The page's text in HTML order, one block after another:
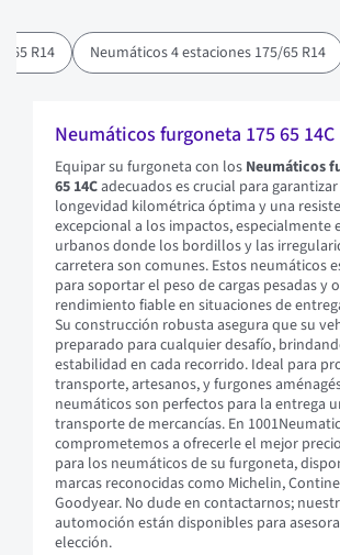
65 R14 Neumáticos 4 estaciones 175/65 R14
Neumáticos furgoneta 175 65 14C
Equipar su furgoneta con los Neumáticos
65 14Cadecuados es crucial para
longevidad kilométrica óptima y una
excepcional a los impactos, especialmente
urbanos donde los bordillos y las
carretera son comunes. Estos neumáticos
para soportar el peso de cargas pesadas y
rendimiento fiable en situaciones de
Su construcción robusta asegura que su
preparado para cualquier desafío,
estabilidad en cada recorrido. Ideal para
transporte, artesanos, y furgones
neumáticos son perfectos para la entrega
transporte de mercancías. En
comprometemos a ofrecerle el mejor
para los neumáticos de su furgoneta,
marcas reconocidas como Michelin,
Goodyear. No dude en contactarnos;
automoción están disponibles para
elección.